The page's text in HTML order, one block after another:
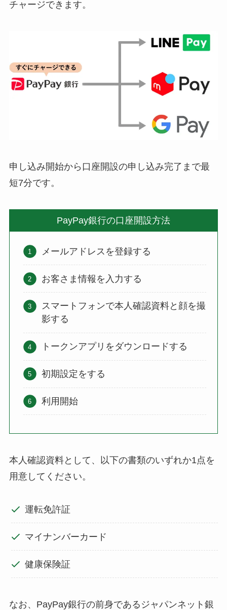
チャージできます。
申し込み開始から口座開設の申し込み完了まで最
短7分です。
PayPay銀行の口座開設方法
メールアドレスを登録する
お客さま情報を入力する
スマートフォンで本人確認資料と顔を撮
影する
トークンアプリをダウンロードする
初期設定をする
利用開始
本人確認資料として、以下の書類のいずれか1点を
用意してください。
運転免許証
マイナンバーカード
健康保険証
なお、PayPay銀行の前身であるジャパンネット銀